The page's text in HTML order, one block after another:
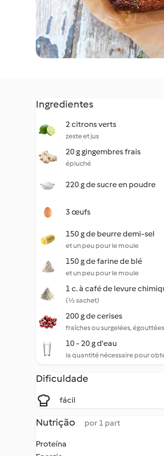
Ingredientes
2 citrons verts
zeste et jus
20 g gingembres frais
épluché
220 g de sucre en poudre
3 œufs
150 g de beurre demi-sel
et un peu pour le moule
150 g de farine de blé
et un peu pour le moule
1 c. à café de levure
(½ sachet)
200 g de cerises
fraîches ou surgelées,
10 - 20 g d'eau
la quantité nécessaire pour
Dificuldade
fácil
Nutrição por 1 part
Proteína